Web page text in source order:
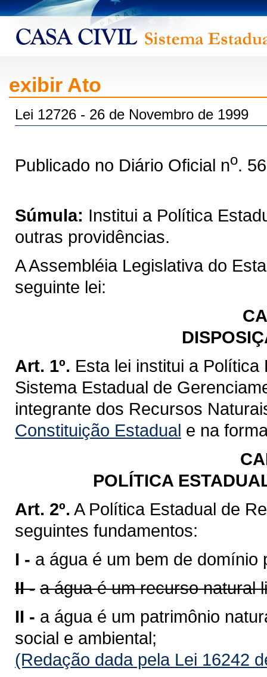
exibir Ato
Lei 12726 - 26 de Novembro de 1999
Publicado no Diário Oficial no.
Súmula: Institui a Política
outras providências.
A Assembléia Legislativa do
seguinte lei:
Art. 1º. Esta lei institui a
Sistema Estadual de
integrante dos Recursos
Constituição Estadual e na
POLÍTICA
Art. 2º. A Política Estadual de
seguintes fundamentos:
I - a água é um bem de domínio
II - a água é um recurso natural
II - a água é um patrimônio
social e ambiental;
(Redação dada pela Lei 16242